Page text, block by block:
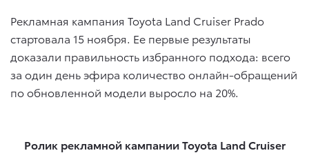
Рекламная кампания Toyota Land Cruiser Prado
стартовала 15 ноября. Ее первые результаты
доказали правильность избранного подхода: всего
за один день эфира количество онлайн-обращений
по обновленной модели выросло на 20%.
Ролик рекламной кампании Toyota Land Cruiser